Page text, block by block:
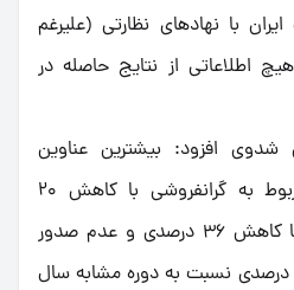
با نهادهای نظارتی (علیرغم
اطلاعاتی از نتایج حاصله در
شدوی افزود: بیشترین عناوین
تخلفات طی این دوره مربوط به گرانفروشی با کاهش 20
درصدی، عدم درج قیمت با کاهش 36 درصدی و عدم صدور
صورت حساب با کاهش 31 درصدی نسبت به دوره مشابه سال